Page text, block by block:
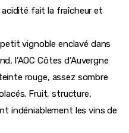
fait la fraîcheur et
vignoble enclavé dans
l’AOC Côtes d’Auvergne
rouge, assez sombre
Fruit, structure,
indéniablement les vins de